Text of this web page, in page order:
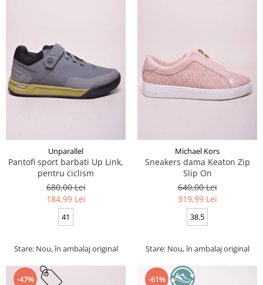
Unparallel
Pantofi sport barbati Up Link,
pentru ciclism
680,00 Lei
184,99 Lei
41
Stare: Nou, în ambalaj original
Michael Kors
Sneakers dama Keaton Zip
Slip On
640,00 Lei
319,99 Lei
38.5
Stare: Nou, în ambalaj original
-47% -61%